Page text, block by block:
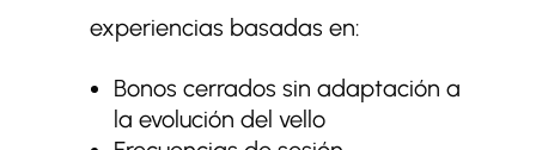
experiencias basadas en:
Bonos cerrados sin adaptación a
la evolución del vello